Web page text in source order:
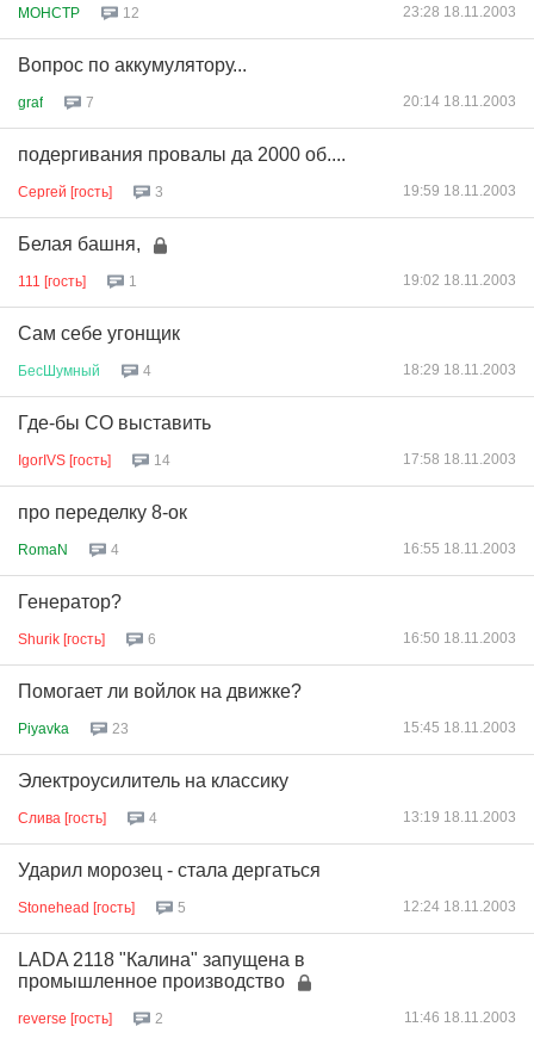
MOHCTP 12 23:28 18.11.2003
Вопрос по аккумулятору...
graf 7 20:14 18.11.2003
подергивания провалы да 2000 об....
Сергей [гость] 3 19:59 18.11.2003
Белая башня,
111 [гость] 1 19:02 18.11.2003
Сам себе угонщик
БесШумный 4 18:29 18.11.2003
Где-бы СО выставить
IgorIVS [гость] 14 17:58 18.11.2003
про переделку 8-ок
RomaN 4 16:55 18.11.2003
Генератор?
Shurik [гость] 6 16:50 18.11.2003
Помогает ли войлок на движке?
Piyavka 23 15:45 18.11.2003
Электроусилитель на классику
Слива [гость] 4 13:19 18.11.2003
Ударил морозец - стала дергаться
Stonehead [гость] 5 12:24 18.11.2003
LADA 2118 "Калина" запущена в
промышленное производство
reverse [гость] 2 11:46 18.11.2003